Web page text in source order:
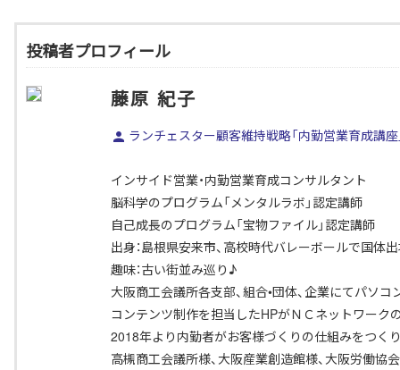
投稿者プロフィール
藤原 紀子
ランチェスター顧客維持戦略「内勤営業育成講座
インサイド営業・内勤営業育成コンサルタント
脳科学のプログラム「メンタルラボ」認定講師
自己成長のプログラム「宝物ファイル」認定講師
出身：島根県安来市、高校時代バレーボールで国体
趣味：古い街並み巡り♪
大阪商工会議所各支部、組合•団体、企業にてパソ
コンテンツ制作を担当したHPがＮＣネットワー
2018年より内勤者がお客様づくりの仕組みをつく
高槻商工会議所様、大阪産業創造館様、大阪労働協